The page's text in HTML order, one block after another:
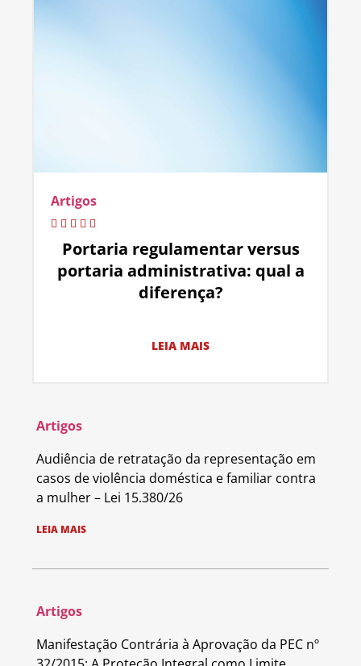
Artigos
Portaria regulamentar versus
portaria administrativa: qual a
diferença?
LEIA MAIS
Artigos
Audiência de retratação da representação em
casos de violência doméstica e familiar contra
a mulher – Lei 15.380/26
LEIA MAIS
Artigos
Manifestação Contrária à Aprovação da PEC nº